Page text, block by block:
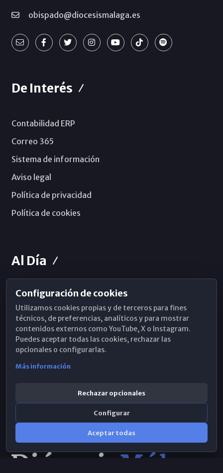
obispado@diocesismalaga.es
De Interés
Contabilidad ERP
Correo 365
Sistema de información
Aviso legal
Política de privacidad
Política de cookies
Al Día
Horarios de Misa
Hemeroteca
WhatsApp
Configuración de cookies
Utilizamos cookies propias y de terceros para fines
técnicos, de preferencias, analíticos y para mostrar
contenidos externos como YouTube, X o Instagram.
Puedes aceptar todas las cookies, rechazar las
opcionales o configurarlas.
Más información
Rechazar opcionales
Configurar
Aceptar todas